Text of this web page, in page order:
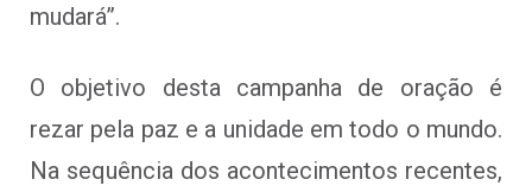
mudará”.
O objetivo desta campanha de oração é
rezar pela paz e a unidade em todo o mundo.
Na sequência dos acontecimentos recentes,